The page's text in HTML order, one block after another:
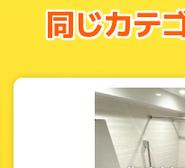
同じカテ